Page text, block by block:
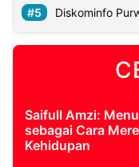
Diskominfo
Saifull Amzi:
sebagai Cara
Kehidupan